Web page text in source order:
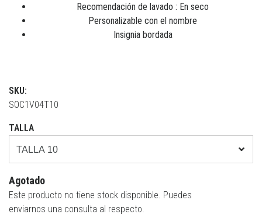
Recomendación de lavado : En seco
Personalizable con el nombre
Insignia bordada
SKU:
SOC1V04T10
TALLA
Agotado
Este producto no tiene stock disponible. Puedes
enviarnos una consulta al respecto.